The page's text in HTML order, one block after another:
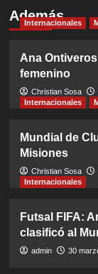
Además
Internacionales
Ana
femenino
Christian Sosa
Internacionales
Mundial de
Misiones
Christian Sosa
Internacionales
Futsal FIFA:
clasificó al
admin 30